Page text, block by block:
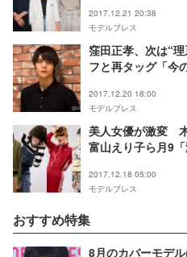
2017.12.21 20:38
モデルプレス
窪田正孝、次は“
フと再タッグ「今
2017.12.20 18:00
モデルプレス
美人女優が激変
富山えり子ら月9
2017.12.18 05:00
モデルプレス
おすすめ特集
8月のカバーモデ